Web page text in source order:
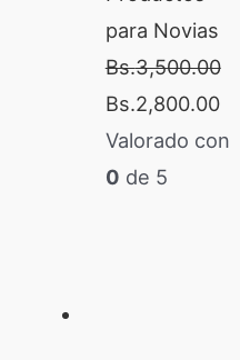
para Novias
Bs.3,500.00
Bs.2,800.00
Valorado con
0 de 5